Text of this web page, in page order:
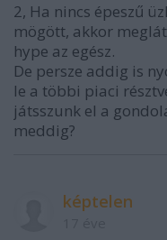
2, Ha nincs épeszű
mögött, akkor
hype az egész.
De persze addig is
le a többi piaci
játsszunk el a
meddig?
képtelen